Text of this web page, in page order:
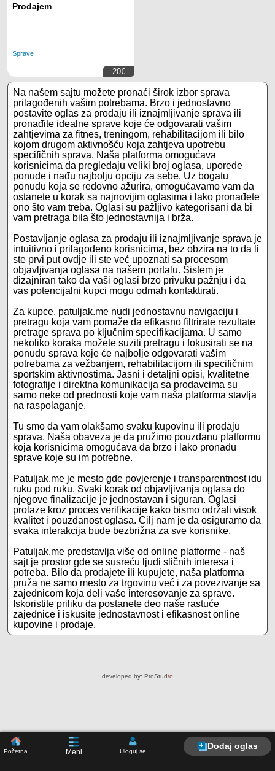
Početna Meni Uloguj se
Dodaj oglas
Prodajem
Sprave
20€
Na našem sajtu možete pronaći širok izbor sprava
prilagođenih vašim potrebama. Brzo i jednostavno
postavite oglas za prodaju ili iznajmljivanje sprava ili
pronađite idealne sprave koje će odgovarati vašim
zahtjevima za fitnes, treningom, rehabilitacijom ili bilo
kojom drugom aktivnošću koja zahtjeva upotrebu
specifičnih sprava. Naša platforma omogućava
korisnicima da pregledaju veliki broj oglasa, uporede
ponude i nađu najbolju opciju za sebe. Uz bogatu
ponudu koja se redovno ažurira, omogućavamo vam da
ostanete u korak sa najnovijim oglasima i lako pronađete
ono što vam treba. Oglasi su pažljivo kategorisani da bi
vam pretraga bila što jednostavnija i brža.
Postavljanje oglasa za prodaju ili iznajmljivanje sprava je
intuitivno i prilagođeno korisnicima, bez obzira na to da li
ste prvi put ovdje ili ste već upoznati sa procesom
objavljivanja oglasa na našem portalu. Sistem je
dizajniran tako da vaši oglasi brzo privuku pažnju i da
vas potencijalni kupci mogu odmah kontaktirati.
Za kupce, patuljak.me nudi jednostavnu navigaciju i
pretragu koja vam pomaže da efikasno filtrirate rezultate
pretrage sprava po ključnim specifikacijama. U samo
nekoliko koraka možete suziti pretragu i fokusirati se na
ponudu sprava koje će najbolje odgovarati vašim
potrebama za vežbanjem, rehabilitacijom ili specifičnim
sportskim aktivnostima. Jasni i detaljni opisi, kvalitetne
fotografije i direktna komunikacija sa prodavcima su
samo neke od prednosti koje vam naša platforma stavlja
na raspolaganje.
Tu smo da vam olakšamo svaku kupovinu ili prodaju
sprava. Naša obaveza je da pružimo pouzdanu platformu
koja korisnicima omogućava da brzo i lako pronađu
sprave koje su im potrebne.
Patuljak.me je mesto gde povjerenje i transparentnost idu
ruku pod ruku. Svaki korak od objavljivanja oglasa do
njegove finalizacije je jednostavan i siguran. Oglasi
prolaze kroz proces verifikacije kako bismo održali visok
kvalitet i pouzdanost oglasa. Cilj nam je da osiguramo da
svaka interakcija bude bezbrižna za sve korisnike.
Patuljak.me predstavlja više od online platforme - naš
sajt je prostor gde se susreću ljudi sličnih interesa i
potreba. Bilo da prodajete ili kupujete, naša platforma
pruža ne samo mesto za trgovinu već i za povezivanje sa
zajednicom koja deli vaše interesovanje za sprave.
Iskoristite priliku da postanete deo naše rastuće
zajednice i iskusite jednostavnost i efikasnost online
kupovine i prodaje.
developed by: ProStud/o